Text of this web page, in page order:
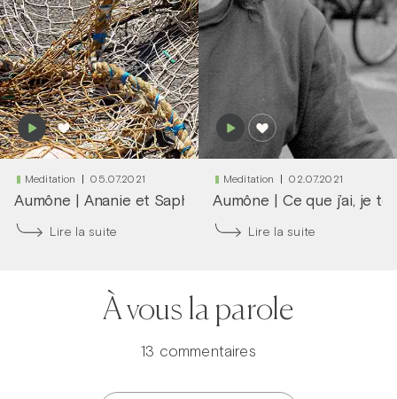
Meditation 05.07.2021
Aumône Ananie et Saphira
Lire la suite
Meditation 02.07.2021
Aumône Ce que j’ai, je
Lire la suite
À vous la parole
13 commentaires